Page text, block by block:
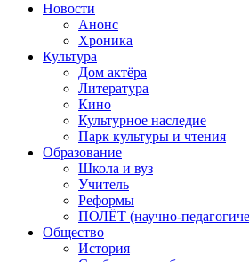
Новости
Анонс
Хроника
Культура
Дом актёра
Литература
Кино
Культурное наследие
Парк культуры и чтения
Образование
Школа и вуз
Учитель
Реформы
ПОЛЁТ (научно-
Общество
История